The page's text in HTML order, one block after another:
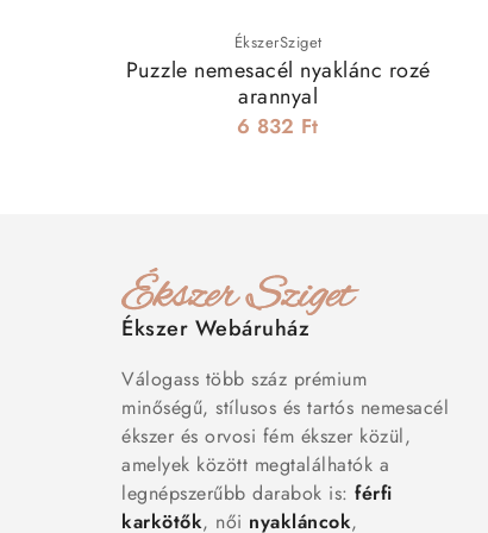
ÉkszerSziget
Puzzle nemesacél nyaklánc rozé
arannyal
6 832 Ft
Ékszer Webáruház
Válogass több száz prémium
minőségű, stílusos és tartós nemesacél
ékszer és orvosi fém ékszer közül,
amelyek között megtalálhatók a
legnépszerűbb darabok is: férfi
karkötők, női nyakláncok,